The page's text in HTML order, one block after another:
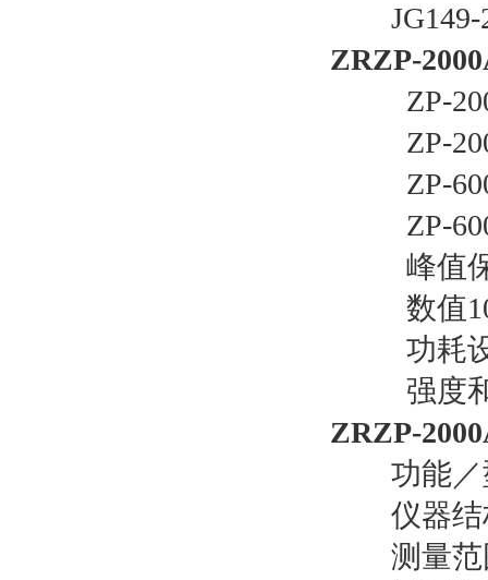
JG149-
ZRZP-
ZP-
ZP-
ZP-
ZP-
峰值保
数值10
功耗设计
强度和
ZRZP-
功能／
仪器结
测量范围